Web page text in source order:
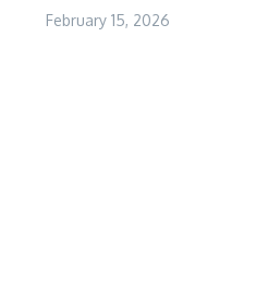
February 15, 2026